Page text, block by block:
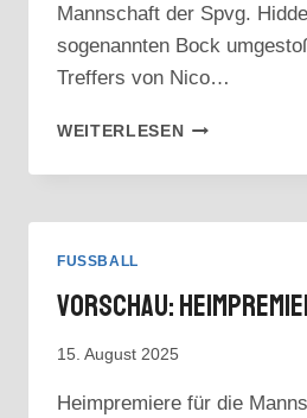
Mannschaft der Spvg.
sogenannten Bock
Treffers von Nico…
WEITERLESENKREISLIGA
1:0!
TÖTEMEIERS
GLÜCK
FUSSBALL
Vorschau:
15. August 2025
Heimpremiere für die